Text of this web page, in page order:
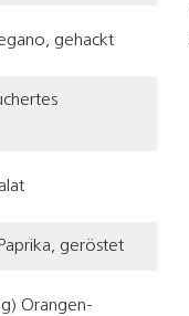
gehackt
geröstet
Orangen-